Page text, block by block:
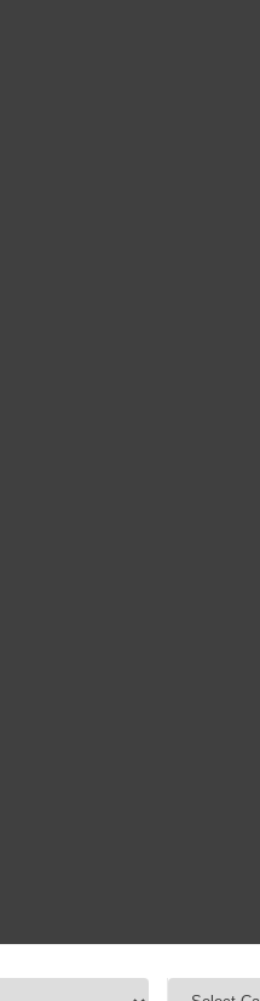
prática no Portal Noivas. 💍👰
prática no Portal Noivas. 💍👰